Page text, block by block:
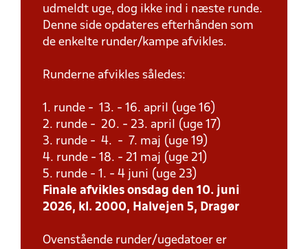
udmeldt uge, dog ikke ind i næste runde.
Denne side opdateres efterhånden som
de enkelte runder/kampe afvikles.
Runderne afvikles således:
1. runde - 13. - 16. april (uge 16)
2. runde - 20. - 23. april (uge 17)
3. runde - 4. - 7. maj (uge 19)
4. runde - 18. - 21 maj (uge 21)
5. runde - 1. - 4 juni (uge 23)
Finale afvikles onsdag den 10. juni
2026, kl. 2000, Halvejen 5, Dragør
Ovenstående runder/ugedatoer er